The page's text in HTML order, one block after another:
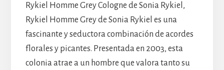
Rykiel Homme Grey Cologne de Sonia Rykiel,
Rykiel Homme Grey de Sonia Rykiel es una
fascinante y seductora combinación de acordes
florales y picantes. Presentada en 2003, esta
colonia atrae a un hombre que valora tanto su